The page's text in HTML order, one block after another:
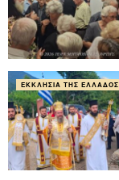
ΕΚΚΛΗΣΊΑ ΤΗΣ ΕΛΛΆΔΟΣ